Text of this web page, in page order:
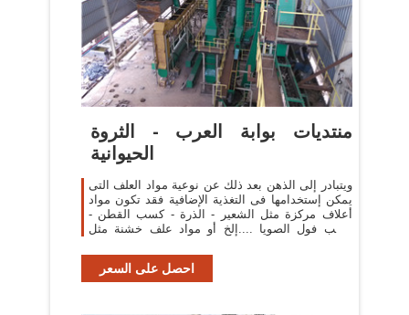
منتديات بوابة العرب - الثروة
الحيوانية
ويتبادر إلى الذهن بعد ذلك عن نوعية مواد العلف التى
يمكن إستخدامها فى التغذية الإضافية فقد تكون مواد
أعلاف مركزة مثل الشعير - الذرة - كسب القطن -
كسب فول الصويا ....إلخ أو مواد علف خشنة مثل
احصل على السعر